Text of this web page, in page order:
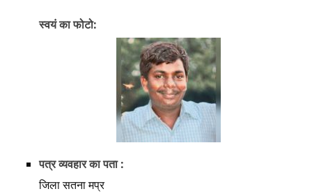
स्वयं का फोटो:
पत्र व्यवहार का पता :
जिला सतना मप्र